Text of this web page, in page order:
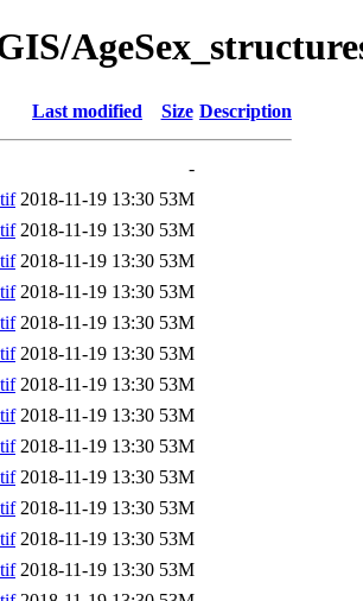
Last modified Size Description
-
2018-11-19 13:30 53M
2018-11-19 13:30 53M
2018-11-19 13:30 53M
2018-11-19 13:30 53M
2018-11-19 13:30 53M
2018-11-19 13:30 53M
2018-11-19 13:30 53M
2018-11-19 13:30 53M
2018-11-19 13:30 53M
2018-11-19 13:30 53M
2018-11-19 13:30 53M
2018-11-19 13:30 53M
2018-11-19 13:30 53M